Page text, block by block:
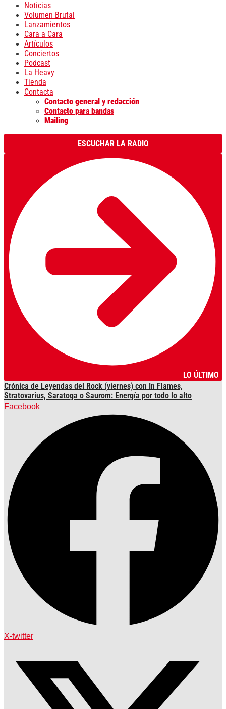
Noticias
Volumen Brutal
Lanzamientos
Cara a Cara
Artículos
Conciertos
Podcast
La Heavy
Tienda
Contacta
Contacto general y redacción
Contacto para bandas
Mailing
ESCUCHAR LA RADIO
LO ÚLTIMO
Crónica de Leyendas del Rock (viernes) con In Flames,
Stratovarius, Saratoga o Saurom: Energía por todo lo alto
Facebook
X-twitter